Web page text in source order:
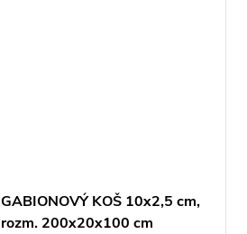
GABIONOVÝ KOŠ 10x2,5 cm,
rozm. 200x20x100 cm